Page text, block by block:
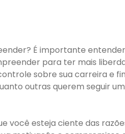
É importante
para ter mais
sobre sua carreira e
outras querem seguir
você esteja ciente das